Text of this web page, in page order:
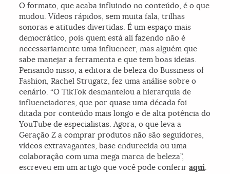
O formato, que acaba influindo no conteúdo, é o que
mudou. Vídeos rápidos, sem muita fala, trilhas
sonoras e atitudes divertidas. É um espaço mais
democrático, pois quem está ali fazendo não é
necessariamente uma influencer, mas alguém que
sabe manejar a ferramenta e que tem boas ideias.
Pensando nisso, a editora de beleza do Bussiness of
Fashion, Rachel Strugatz, fez uma análise sobre o
cenário. “O TikTok desmantelou a hierarquia de
influenciadores, que por quase uma década foi
ditada por conteúdo mais longo e de alta potência do
YouTube de especialistas. Agora, o que leva a
Geração Z a comprar produtos não são seguidores,
vídeos extravagantes, base endurecida ou uma
colaboração com uma mega marca de beleza”,
escreveu em um artigo que você pode conferiraqui.